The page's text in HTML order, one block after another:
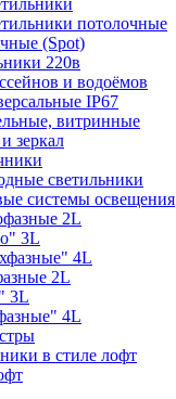
потолочные
(Spot)
220в
и водоёмов
IP67
витринные
зеркал
светильники
системы освещения
2L
3L
4L
2L
3L
4L
в стиле лофт